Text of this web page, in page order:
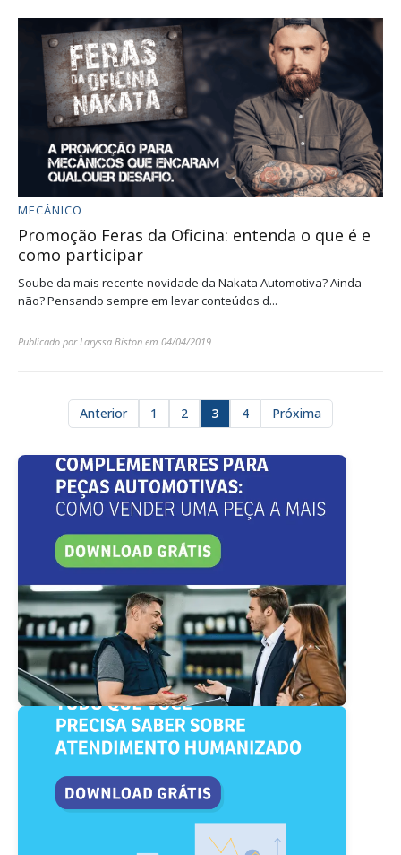
MECÂNICO
Promoção Feras da Oficina: entenda o que é e
como participar
Soube da mais recente novidade da Nakata Automotiva? Ainda
não? Pensando sempre em levar conteúdos d...
Publicado porLaryssa Biston em 04/04/2019
Anterior 1 2 3 4 Próxima